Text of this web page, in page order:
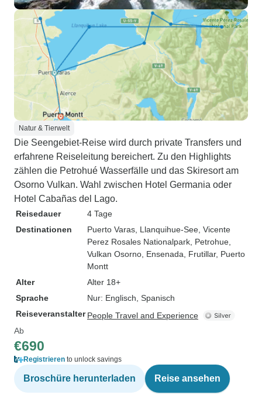
Natur & Tierwelt
Die Seengebiet-Reise wird durch private Transfers und
erfahrene Reiseleitung bereichert. Zu den Highlights
zählen die Petrohué Wasserfälle und das Skiresort am
Osorno Vulkan. Wahl zwischen Hotel Germania oder
Hotel Cabañas del Lago.
Reisedauer
4 Tage
Destinationen
Puerto Varas , Llanquihue-See , Vicente
Perez Rosales Nationalpark , Petrohue
Vulkan Osorno , Ensenada , Frutillar, Puerto
Montt
Alter
Alter 18+
Sprache
Nur: Englisch, Spanisch
Reiseveranstalter People Travel and Experience
Ab
€690
Registrieren to unlock savings
Broschüre herunterladen Reise ansehen